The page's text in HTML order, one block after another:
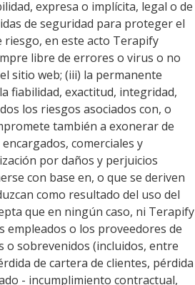
expresa o implícita, legal o de
de seguridad para proteger el
riesgo, en este acto Terapify
libre de errores o virus o no
sitio web; (iii) la permanente
fiabilidad, exactitud, integridad,
los riesgos asociados con, o
también a exonerar de
comerciales y
por daños y perjuicios
con base en, o que se deriven
como resultado del uso del
que en ningún caso, ni Terapify
empleados o los proveedores de
o sobrevenidos (incluidos, entre
de cartera de clientes, pérdida
- incumplimiento contractual,